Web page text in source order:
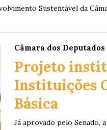
Sustentável da
Câmara dos Deputados
Projeto
Instituições
Básica
Já aprovado pelo Senado,